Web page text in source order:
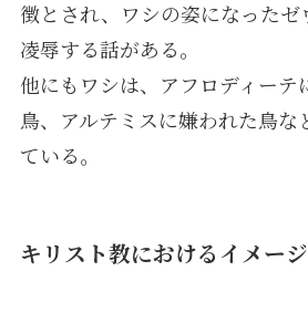
徴とされ、ワシの姿になったゼ
凌辱する話がある。
他にもワシは、アフロディーテ
鳥、アルテミスに嫌われた鳥な
ている。
キリスト教におけるイメージ